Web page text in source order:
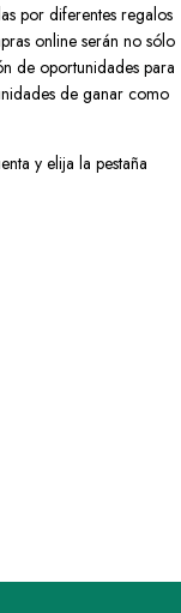
por diferentes regalos
online serán no sólo
de oportunidades para
de ganar como
y elija la pestaña